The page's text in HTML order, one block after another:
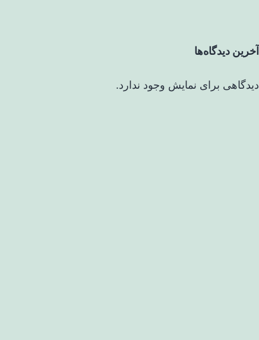
آخرین دیدگاه‌ها
دیدگاهی برای نمایش وجود ندارد.